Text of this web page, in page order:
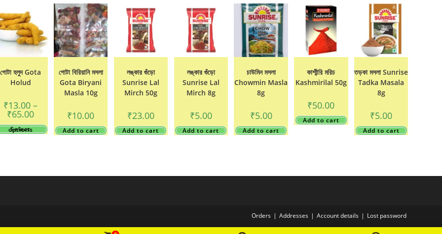
গোটা হলুদ Gota
Holud
₹13.00 –
₹65.00Price
₹13.00
through
Select options This
product
may
গোটা বিরিয়ানি মসলা
Gota Biryani
Masla 10g
₹10.00
Add to cart
লঙ্কার গুঁড়ো
Sunrise Lal
Mirch 50g
₹23.00
Add to cart
লঙ্কার গুঁড়ো
Sunrise Lal
Mirch 8g
₹5.00
Add to cart
চাউমিন মসলা
Chowmin Masla
8g
₹5.00
Add to cart
কাশ্মীরি মরিচ
Kashmirilal 50g
₹50.00
Add to cart
তড়কা মসলা Sunrise
Tadka Masala
8g
₹5.00
Add to cart
Orders Addresses Account details Lost password